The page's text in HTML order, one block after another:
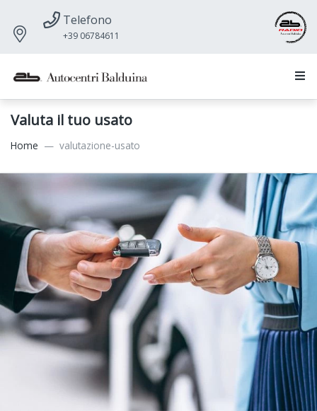
Telefono
+39 06784611
Valuta il tuo usato
Home valutazione-usato